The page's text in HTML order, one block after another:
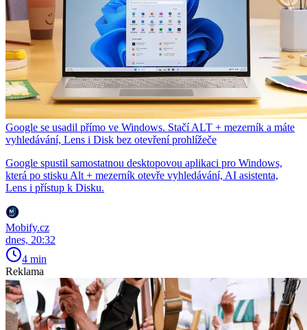
Google se usadil přímo ve Windows. Stačí ALT + mezerník a máte
vyhledávání, Lens i Disk bez otevření prohlížeče
Google spustil samostatnou desktopovou aplikaci pro Windows,
která po stisku Alt + mezerník otevře vyhledávání, AI asistenta,
Lens i přístup k Disku.
Mobify.cz
dnes, 20:32
4 min
Reklama